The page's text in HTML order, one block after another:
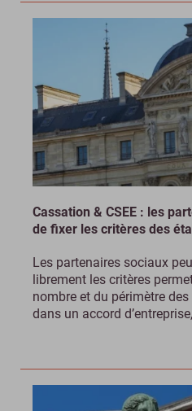
Cassation & CSEE : les
de fixer les critères des
Les partenaires sociaux
librement les critères
nombre et du périmètre
dans un accord